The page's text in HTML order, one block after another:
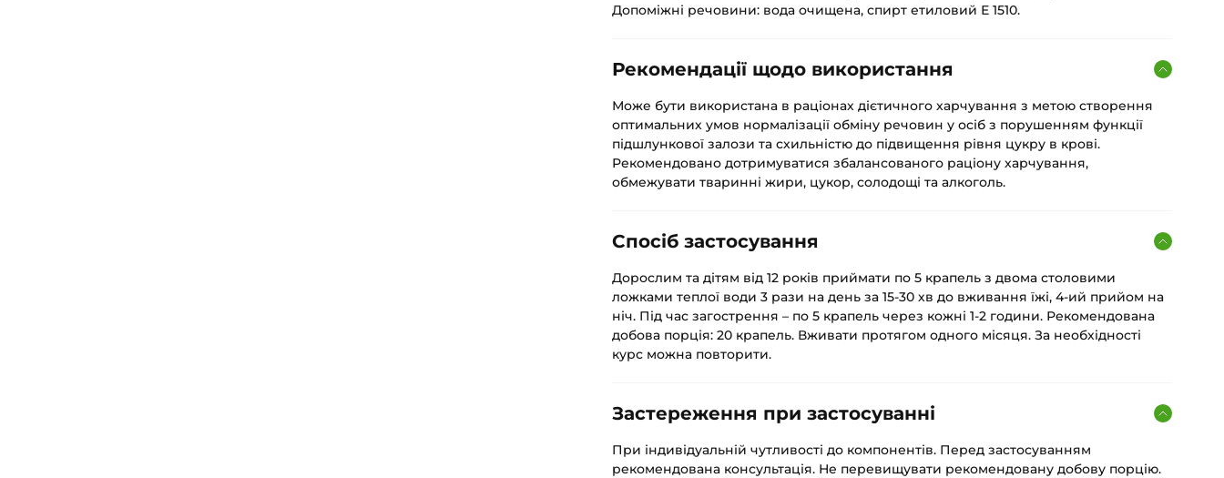
Допоміжні речовини: вода очищена, спирт етиловий Е 1510.
Рекомендації щодо використання
Може бути використана в раціонах дієтичного харчування з метою створення
оптимальних умов нормалізації обміну речовин у осіб з порушенням функції
підшлункової залози та схильністю до підвищення рівня цукру в крові.
Рекомендовано дотримуватися збалансованого раціону харчування,
обмежувати тваринні жири, цукор, солодощі та алкоголь.
Спосіб застосування
Дорослим та дітям від 12 років приймати по 5 крапель з двома столовими
ложками теплої води 3 рази на день за 15-30 хв до вживання їжі, 4-ий прийом на
ніч. Під час загострення – по 5 крапель через кожні 1-2 години. Рекомендована
добова порція: 20 крапель. Вживати протягом одного місяця. За необхідності
курс можна повторити.
Застереження при застосуванні
При індивідуальній чутливості до компонентів. Перед застосуванням
рекомендована консультація. Не перевищувати рекомендовану добову порцію.